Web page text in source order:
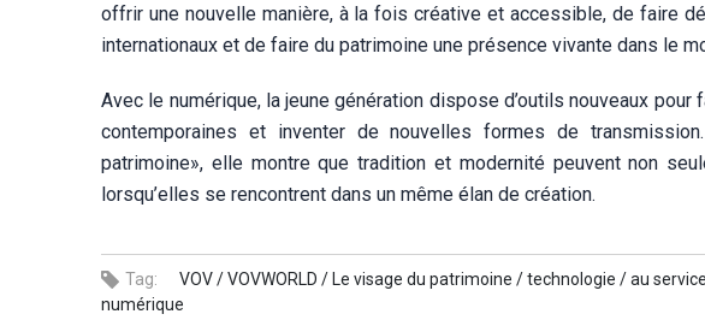
offrir une nouvelle manière, à la fois créative et accessible, de faire
internationaux et de faire du patrimoine une présence vivante dans le
Avec le numérique, la jeune génération dispose d’outils nouveaux
contemporaines et inventer de nouvelles formes de
patrimoine», elle montre que tradition et modernité peuvent non
lorsqu’elles se rencontrent dans un même élan de création.
Tag: VOV /VOVWORLD /Le visage du patrimoine /technologie /au
numérique